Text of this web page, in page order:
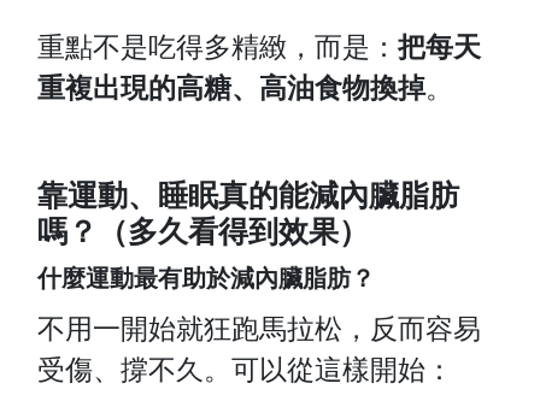
重點不是吃得多精緻，而是：把每天
重複出現的高糖、高油食物換掉。
靠運動、睡眠真的能減內臟脂肪
嗎？（多久看得到效果）
什麼運動最有助於減內臟脂肪？
不用一開始就狂跑馬拉松，反而容易
受傷、撐不久。可以從這樣開始：